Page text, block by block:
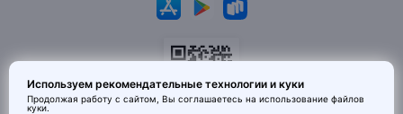
Используем рекомендательные технологии и куки
Продолжая работу с сайтом, Вы соглашаетесь на использование файлов
куки.